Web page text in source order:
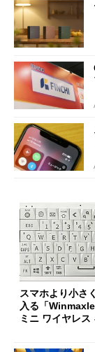
スマホより小さ
入る「
ミニ ワイヤレス